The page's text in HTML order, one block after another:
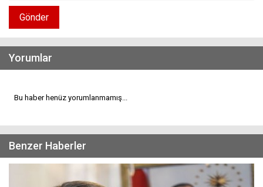
Gönder
Yorumlar
Bu haber henüz yorumlanmamış...
Benzer Haberler